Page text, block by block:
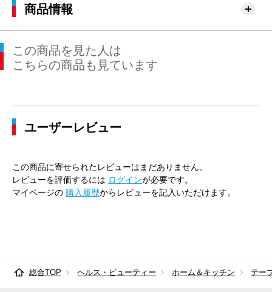
商品情報
この商品を見た人は
こちらの商品も見ています
ユーザーレビュー
この商品に寄せられたレビューはまだありません。
レビューを評価するには ログインが必要です。
マイページの 購入履歴からレビューを記入いただけます。
総合TOP ヘルス・ビューティー ホーム＆キッチン テー